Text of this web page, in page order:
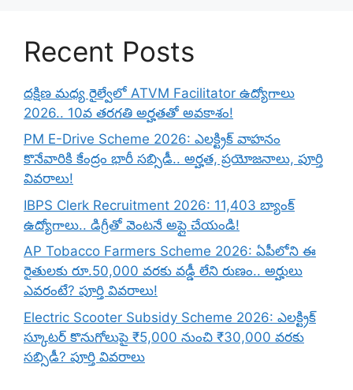
Recent Posts
దక్షిణ మధ్య రైల్వేలో ATVM Facilitator ఉద్యోగాలు
2026.. 10వ తరగతి అర్హతతో అవకాశం!
PM E-Drive Scheme 2026: ఎలక్ట్రిక్ వాహనం
కొనేవారికి కేంద్రం భారీ సబ్సిడీ.. అర్హత, ప్రయోజనాలు, పూర్తి
వివరాలు!
IBPS Clerk Recruitment 2026: 11,403 బ్యాంక్
ఉద్యోగాలు.. డిగ్రీతో వెంటనే అప్లై చేయండి!
AP Tobacco Farmers Scheme 2026: ఏపీలోని ఈ
రైతులకు రూ.50,000 వరకు వడ్డీ లేని రుణం.. అర్హులు
ఎవరంటే? పూర్తి వివరాలు!
Electric Scooter Subsidy Scheme 2026: ఎలక్ట్రిక్
స్కూటర్ కొనుగోలుపై ₹5,000 నుంచి ₹30,000 వరకు
సబ్సిడీ? పూర్తి వివరాలు